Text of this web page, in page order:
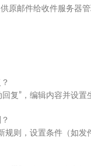
原邮件给收件服务器
复”，编辑内容并设置
规则，设置条件（如